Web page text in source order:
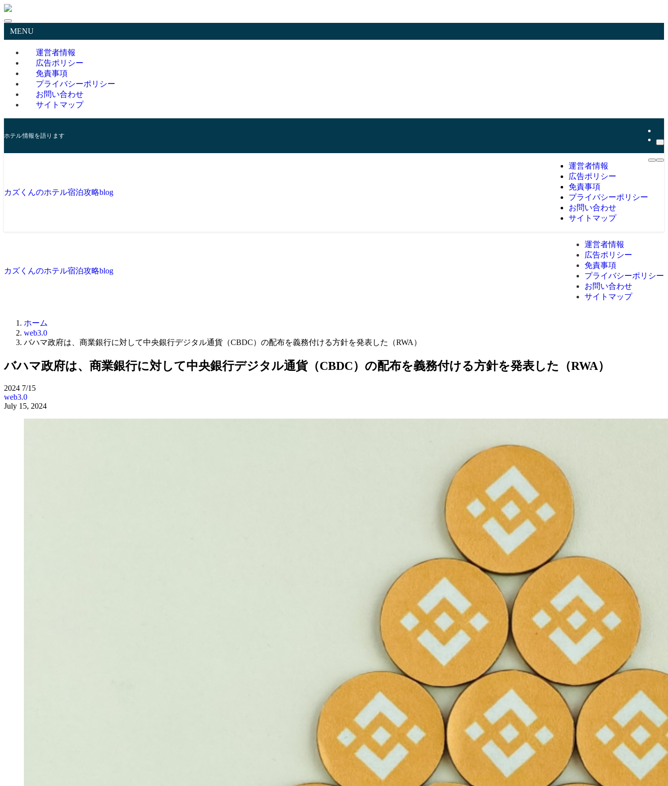
MENU
運営者情報
広告ポリシー
免責事項
プライバシーポリシー
お問い合わせ
サイトマップ
ホテル情報を語ります
カズくんのホテル宿泊攻略blog
運営者情報
広告ポリシー
免責事項
プライバシーポリシー
お問い合わせ
サイトマップ
カズくんのホテル宿泊攻略blog
運営者情報
広告ポリシー
免責事項
プライバシーポリシー
お問い合わせ
サイトマップ
ホーム
web3.0
バハマ政府は、商業銀行に対して中央銀行デジタル通貨（CBDC）の配布を義務付ける方針を発表した（RWA）
バハマ政府は、商業銀行に対して中央銀行デジタル通貨（CBDC）の配布を義務付ける方針を発表した（RWA）
2024 7/15
web3.0
July 15, 2024